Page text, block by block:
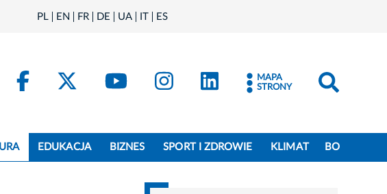
PL EN FR DE UA IT ES
FacebookKraków - X
Kraków - YouTube
Kraków - Instagram
Kraków - LinkedIn
MAPA
STRONY
EDUKACJA BIZNES SPORT I ZDROWIE KLIMAT BO